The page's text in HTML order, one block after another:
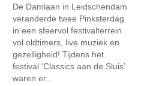
De Damlaan in Leidschendam
veranderde twee Pinksterdag
in een sfeervol festivalterrein
vol oldtimers, live muziek en
gezelligheid! Tijdens het
festival ‘Classics aan de Sluis’
waren er...